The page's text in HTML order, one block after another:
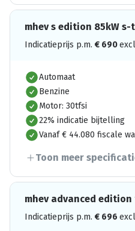
mhev s edition 85kW
Indicatieprijs p.m. € 690
Automaat
Benzine
Motor: 30tfsi
22% indicatie bijtelling
Vanaf € 44.080 fiscale
Toon meer
mhev advanced
Indicatieprijs p.m. € 696